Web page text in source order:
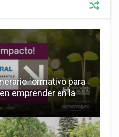
formativo para
emprender en la